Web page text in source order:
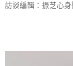
訪談編輯：振芝心